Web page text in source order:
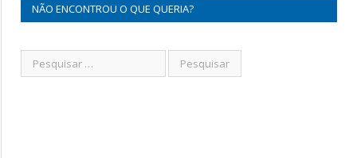
NÃO ENCONTROU O QUE QUERIA?